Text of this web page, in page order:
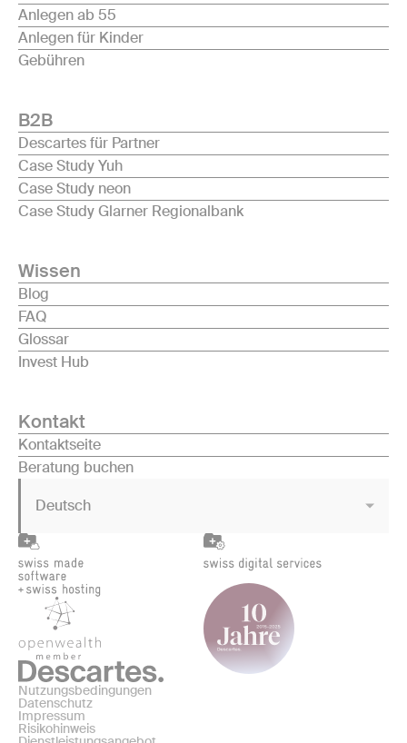
Anlegen ab 55
Anlegen für Kinder
Gebühren
B2B
Descartes für Partner
Case Study Yuh
Case Study neon
Case Study Glarner Regionalbank
Wissen
Blog
FAQ
Glossar
Invest Hub
Kontakt
Kontaktseite
Beratung buchen
Deutsch
Nutzungsbedingungen
Datenschutz
Impressum
Risikohinweis